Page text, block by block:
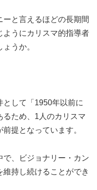
と言えるほどの長期間
ようにカリスマ的指導者
うか。
として「1950年以前に
ため、1人のカリスマ
提となっています。
で、ビジョナリー・カン
持し続けることができ